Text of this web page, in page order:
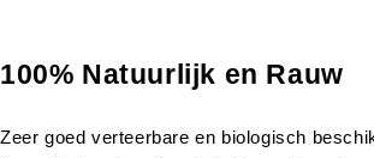
100% Natuurlijk en Rauw
Zeer goed verteerbare en biologisch